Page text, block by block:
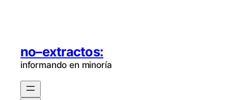
no–extractos:
informando en minoría